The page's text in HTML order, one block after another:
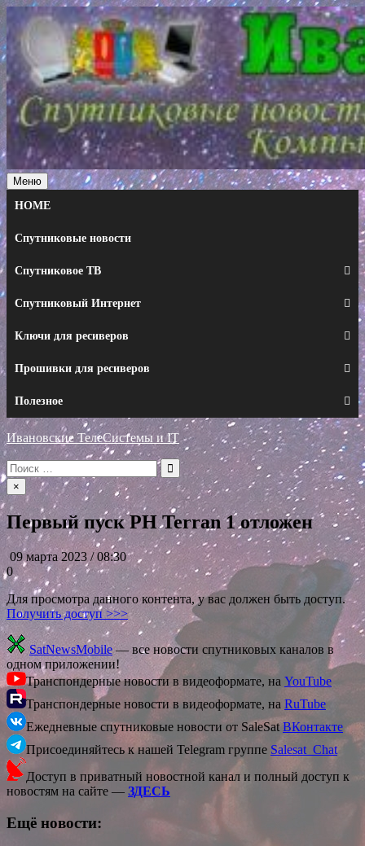
Перейти
к
содержимому
Меню
HOME
Спутниковые новости
Спутниковое ТВ
Спутниковый Интернет
Ключи для ресиверов
Прошивки для ресиверов
Полезное
Ивановские ТелеСистемы и IT
Искать:
×
Первый пуск РН Terran 1 отложен
09 марта 2023 / 08:30
0
Для просмотра данного контента, у вас должен быть доступ.
Получить доступ >>>
SatNewsMobile— все новости спутниковых каналов в
одном приложении!
Транспондерные новости в видеоформате, на YouTube
Транспондерные новости в видеоформате, на RuTube
Ежедневные спутниковые новости от SaleSatВКонтакте
Присоединяйтесь к нашей Telegram группе Salesat_Chat
Доступ в приватный новостной канал и полный доступ к
новостям на сайте — ЗДЕСЬ
Ещё новости: